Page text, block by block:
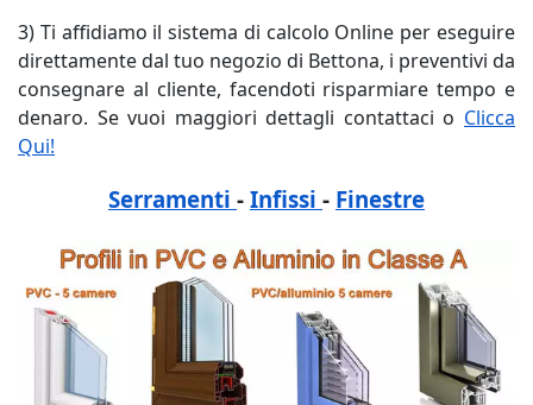
3) Ti affidiamo il sistema di calcolo Online per eseguire
direttamente dal tuo negozio di Bettona, i preventivi da
consegnare al cliente, facendoti risparmiare tempo e
denaro. Se vuoi maggiori dettagli contattaci o Clicca
Qui!
Serramenti - Infissi - Finestre